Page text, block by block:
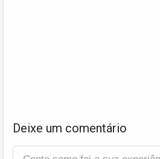
Deixe um comentário